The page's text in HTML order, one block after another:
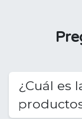
¿Cuál es